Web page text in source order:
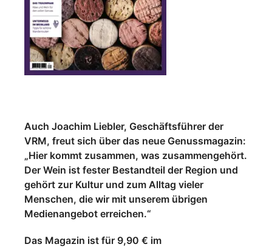
Auch Joachim Liebler, Geschäftsführer der
VRM, freut sich über das neue Genussmagazin:
„Hier kommt zusammen, was zusammengehört.
Der Wein ist fester Bestandteil der Region und
gehört zur Kultur und zum Alltag vieler
Menschen, die wir mit unserem übrigen
Medienangebot erreichen.“
Das Magazin ist für 9,90 € im